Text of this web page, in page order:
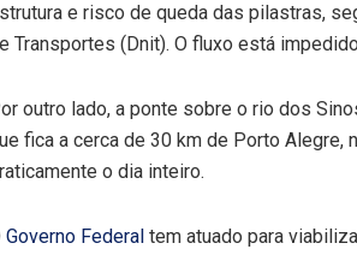
e risco de queda das pilastras,
Transportes (Dnit). O fluxo está
outro lado, a ponte sobre o rio dos
fica a cerca de 30 km de Porto
o dia inteiro.
Governo Federal tem atuado para